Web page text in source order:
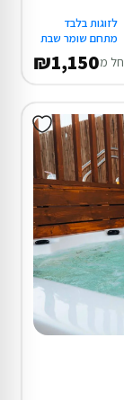
לזוגות בלבד
מתחם שומר שבת
מ₪1,150